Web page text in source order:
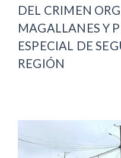
DEL CRIMEN
MAGALLANES Y
ESPECIAL DE
REGIÓN